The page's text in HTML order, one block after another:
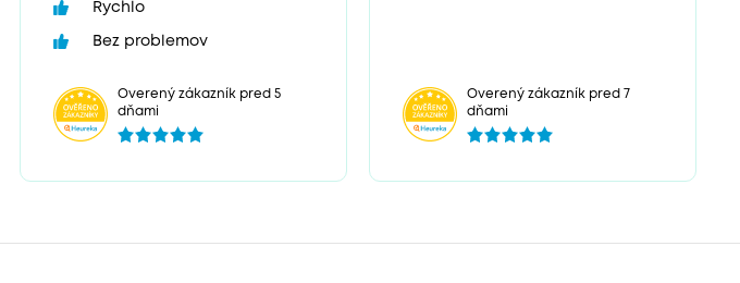
Rychlo
Bez problemov
Overený zákazník pred 5
dňami
Overený zákazník pred 7
dňami